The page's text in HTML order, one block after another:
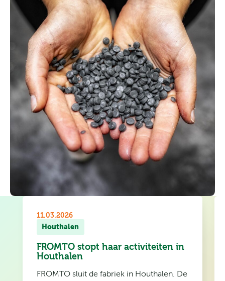
11.03.2026
Houthalen
FROMTO stopt haar activiteiten in
Houthalen
FROMTO sluit de fabriek in Houthalen. De